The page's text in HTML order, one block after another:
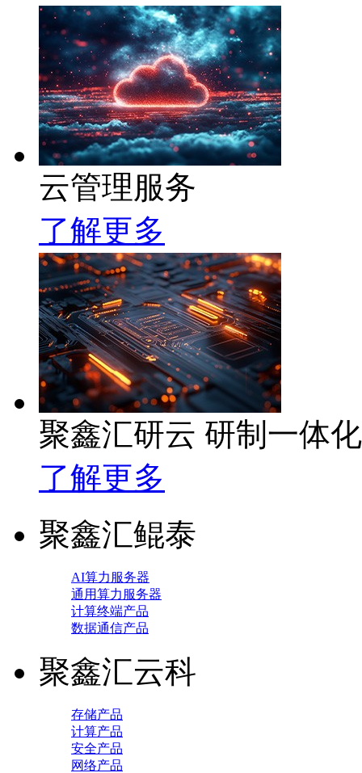
云管理服务
了解更多
聚鑫汇研云 研制一体
了解更多
聚鑫汇鲲泰
AI算力服务器
通用算力服务器
计算终端产品
数据通信产品
聚鑫汇云科
存储产品
计算产品
安全产品
网络产品